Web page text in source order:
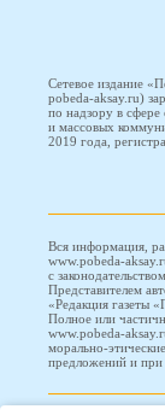
Сетевое издание
pobeda-aksay.ru)
по надзору в
и массовых
2019 года,
Вся информация,
www.pobeda-
с
Представителем
«Редакция газеты
Полное или
www.pobeda-
морально-
предложений и